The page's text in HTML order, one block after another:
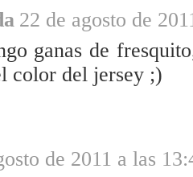
22 de agosto de
ganas de
color del jersey ;)
de 2011 a las